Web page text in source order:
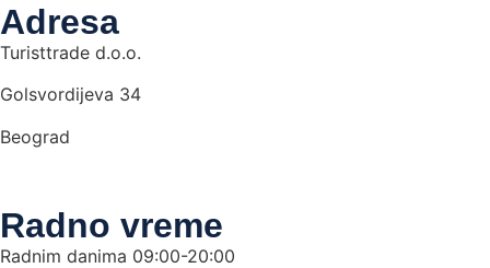
Adresa
Turisttrade d.o.o.
Golsvordijeva 34
Beograd
Radno vreme
Radnim danima 09:00-20:00